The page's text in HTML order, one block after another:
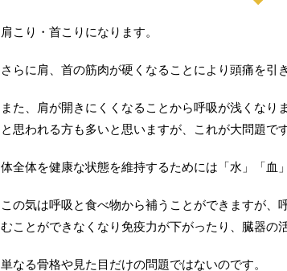
肩こり・首こりになります。
さらに肩、首の筋肉が硬くなることにより頭痛を引
また、肩が開きにくくなることから呼吸が浅くなり
と思われる方も多いと思いますが、これが大問題です
体全体を健康な状態を維持するためには「水」「血
この気は呼吸と食べ物から補うことができますが、
むことができなくなり免疫力が下がったり、臓器の
単なる骨格や見た目だけの問題ではないのです。